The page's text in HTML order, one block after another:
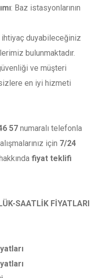
: Baz istasyonlarının
ihtiyaç duyabileceğiniz
bulunmaktadır.
ve müşteri
en iyi hizmeti
57 numaralı telefonla
için 7/24
fiyat teklifi
SAATLİK FİYATLARI